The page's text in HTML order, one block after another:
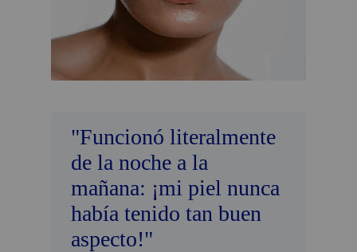
"Funcionó literalmente
de la noche a la
mañana: ¡mi piel nunca
había tenido tan buen
aspecto!"